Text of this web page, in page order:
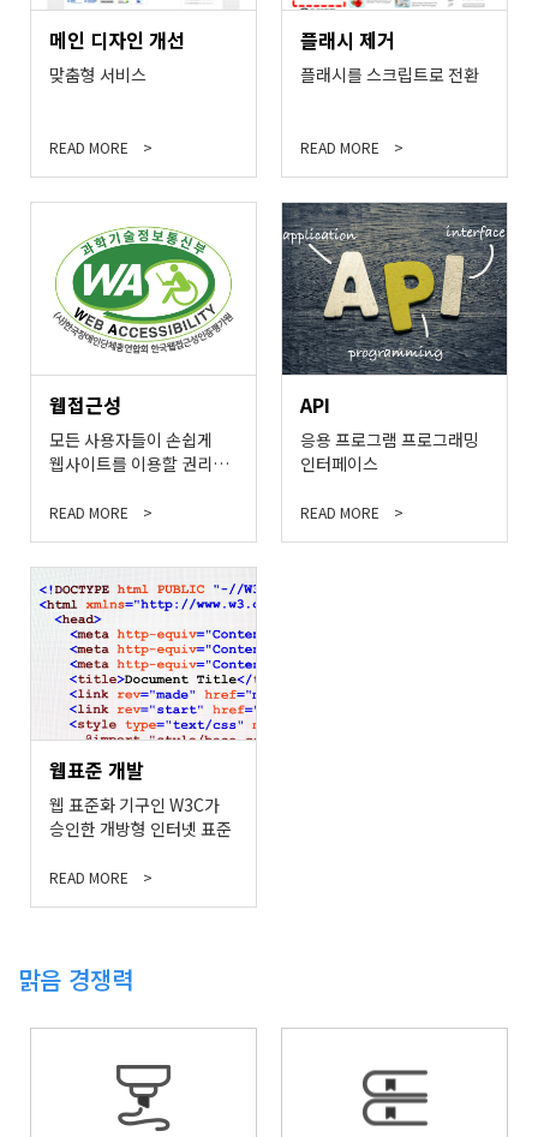
메인 디자인 개선
맞춤형 서비스
READ MORE
플래시 제거
플래시를 스크립트로 전환
READ MORE
웹접근성
모든 사용자들이 손쉽게
웹사이트를 이용할 권리
READ MORE
API
응용 프로그램 프로그래밍
인터페이스
READ MORE
웹표준 개발
웹 표준화 기구인 W3C가
승인한 개방형 인터넷 표준
READ MORE
맑음 경쟁력